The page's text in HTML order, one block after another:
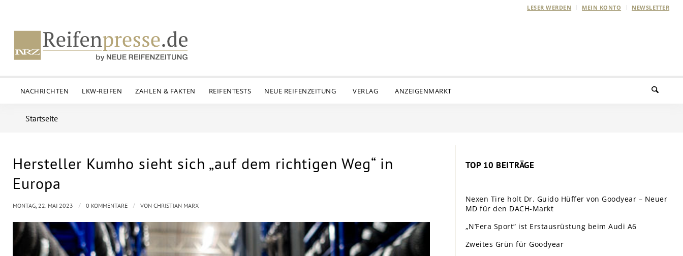
LESER WERDEN MEIN KONTO NEWSLETTER
NACHRICHTEN LKW-REIFEN ZAHLEN & FAKTEN REIFENTESTS NEUE REIFENZEITUNG VERLAG ANZEIGENMARKT
Startseite
Hersteller Kumho sieht sich „auf dem richtigen Weg“ in
Europa
MONTAG, 22. MAI 2023 / 0 KOMMENTARE / VON CHRISTIAN MARX
TOP 10 BEITRÄGE
Nexen Tire holt Dr. Guido Hüffer von Goodyear – Neuer
MD für den DACH-Markt
„N’Fera Sport“ ist Erstausrüstung beim Audi A6
Zweites Grün für Goodyear